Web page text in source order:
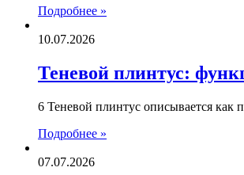
Подробнее »
10.07.2026
Теневой плинтус:
6 Теневой плинтус описывается как
Подробнее »
07.07.2026